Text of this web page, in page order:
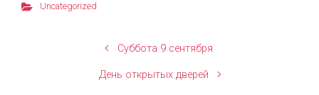
Uncategorized
Суббота 9 сентября
День открытых дверей